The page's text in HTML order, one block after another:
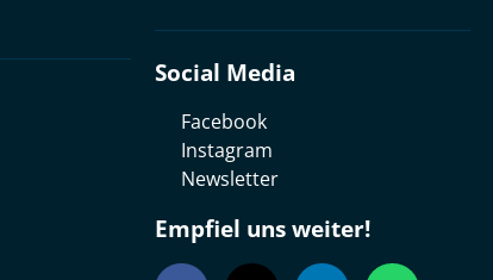
Social Media
Facebook
Instagram
Newsletter
Empfiel uns weiter!